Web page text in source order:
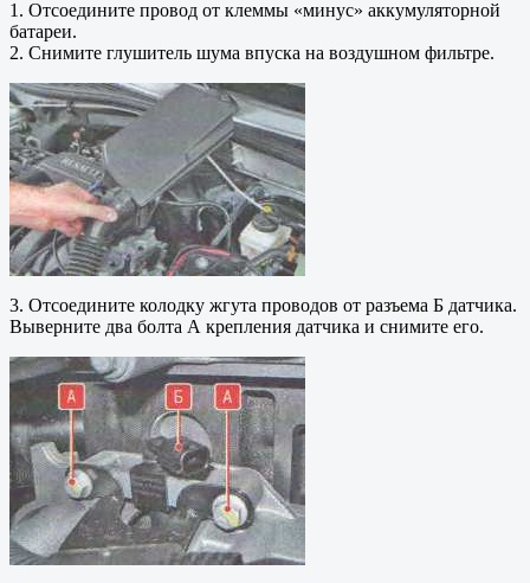
1. Отсоедините провод от клеммы «минус» аккумуляторной
батареи.
2. Снимите глушитель шума впуска на воздушном фильтре.
3. Отсоедините колодку жгута проводов от разъема Б датчика.
Выверните два болта А крепления датчика и снимите его.